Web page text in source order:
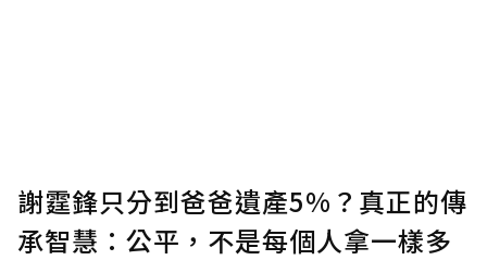
謝霆鋒只分到爸爸遺產5%？真正的傳
承智慧：公平，不是每個人拿一樣多